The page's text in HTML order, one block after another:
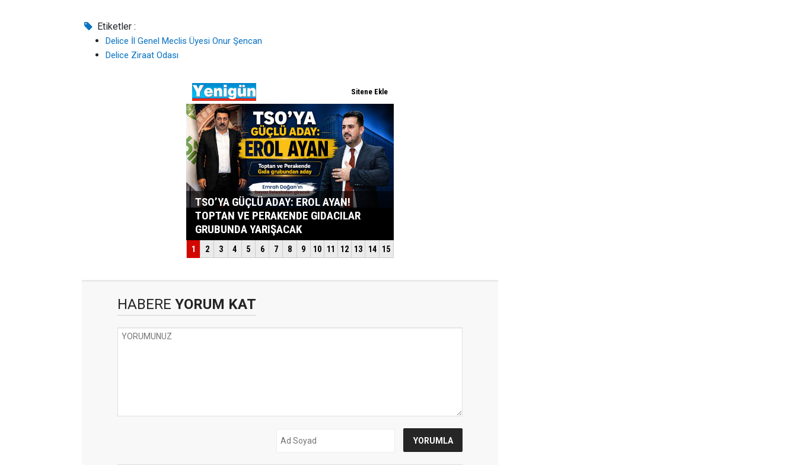
Etiketler :
Delice İl Genel Meclis Üyesi Onur Şencan
Delice Ziraat Odası
HABERE YORUM KAT